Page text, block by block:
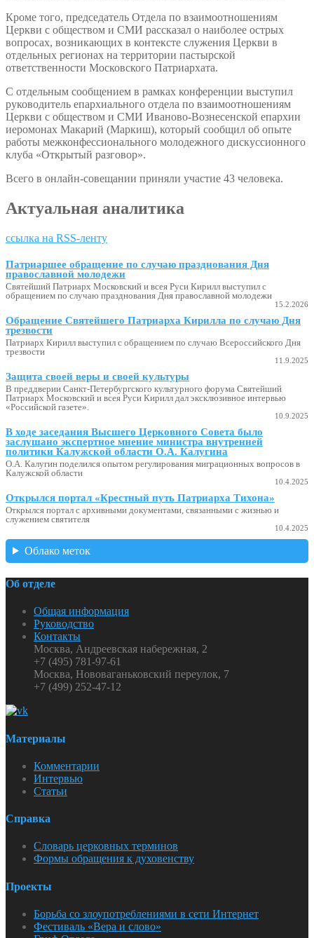
Кроме того, председатель Отдела по взаимоотношениям
Церкви с обществом и СМИ рассказал о наиболее острых
вопросах, возникающих в контексте служения Церкви в
отдельных регионах на территории пастырской
ответственности Московского Патриархата.
С отдельным сообщением в рамках конференции выступил
руководитель епархиального отдела по взаимоотношениям
Церкви с обществом и СМИ Иваново-Вознесенской епархии
иеромонах Макарий (Маркиш), который сообщил об опыте
работы межконфессионального молодежного дискуссионного
клуба «Открытый разговор».
Всего в онлайн-совещании приняли участие 43 человека.
Актуальная аналитика
ссылка на RSS-ленту
Патриаршее обращение по случаю празднования Дня
православной молодежи
Святейший Патриарх Московский и всея Руси Кирилл выступил с
обращением по случаю празднования Дня православной молодежи
15.2.2026
Обращение Святейшего Патриарха Кирилла по случаю Дня
трезвости
Патриарх Кирилл выступил с обращением по случаю Всероссийского Дня
трезвости
11.9.2025
Защита своей веры и своей культуры
В преддверии Санкт-Петербургского культурного форума Святейший
Патриарх Московский и всея Руси Кирилл дал эксклюзивное интервью
«Российской газете».
10.9.2025
В ходе заседания Высшего Церковного Совета было
заслушано экспертное мнение министра внутренней
политики Калужской области О.А. Калугина
О.А. Калугин поделился опытом регулирования миграционных вопросов в
Калужской области
10.4.2025
Открылся портал «Крестный путь Патриарха Тихона»
Открылся портал с архивными документами, связанными с жизнью и
служением святителя
10.4.2025
Облако меток
Об отделе
Общая информация
Руководство
Контакты
Москва, Андреевская набережная, 2
+7 (495) 781-97-61
Москва, Нововаганьковский переулок, 7
+7 (499) 252-47-12
Материалы
Комментарии
Интервью
Статьи
Справка
Словарь церковных терминов
Формы обращения к духовенству
Проекты
Борьба со злоупотреблениями в сети Интернет
Фестиваль «Вера и слово»